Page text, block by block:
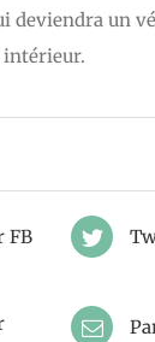
deviendra un
intérieur.
FB